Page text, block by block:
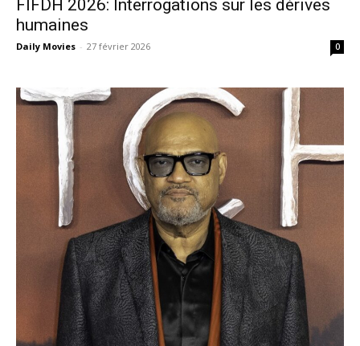
FIFDH 2026: Interrogations sur les dérives
humaines
Daily Movies - 27 février 2026 0